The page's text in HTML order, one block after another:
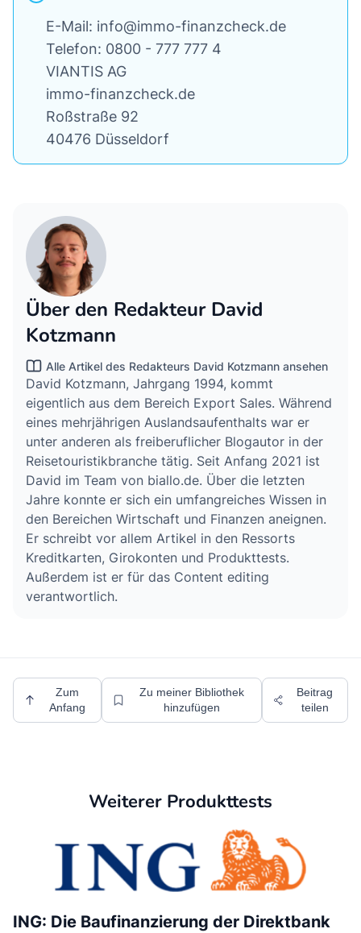
E-Mail: info@immo-finanzcheck.de
Telefon: 0800 - 777 777 4
VIANTIS AG
immo-finanzcheck.de
Roßstraße 92
40476 Düsseldorf
Über den Redakteur David
Kotzmann
Alle Artikel des Redakteurs David Kotzmann ansehen
David Kotzmann, Jahrgang 1994, kommt
eigentlich aus dem Bereich Export Sales. Während
eines mehrjährigen Auslandsaufenthalts war er
unter anderen als freiberuflicher Blogautor in der
Reisetouristikbranche tätig. Seit Anfang 2021 ist
David im Team von biallo.de. Über die letzten
Jahre konnte er sich ein umfangreiches Wissen in
den Bereichen Wirtschaft und Finanzen aneignen.
Er schreibt vor allem Artikel in den Ressorts
Kreditkarten, Girokonten und Produkttests.
Außerdem ist er für das Content editing
verantwortlich.
Zum
Anfang
Zu meiner Bibliothek
hinzufügen
Beitrag
teilen
Weiterer Produkttests
ING: Die Baufinanzierung der Direktbank